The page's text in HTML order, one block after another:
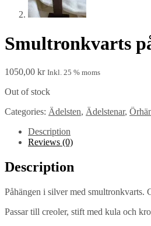
Smultronkvarts
1050,00 kr Inkl. 25 % moms
Out of stock
Categories: Ädelsten, Ädelstenar,
Description
Reviews (0)
Description
Påhängen i silver med smultronkvarts.
Passar till creoler, stift med kula och